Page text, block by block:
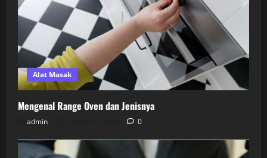
Alat Masak
Mengenal Range Oven dan Jenisnya
admin 0